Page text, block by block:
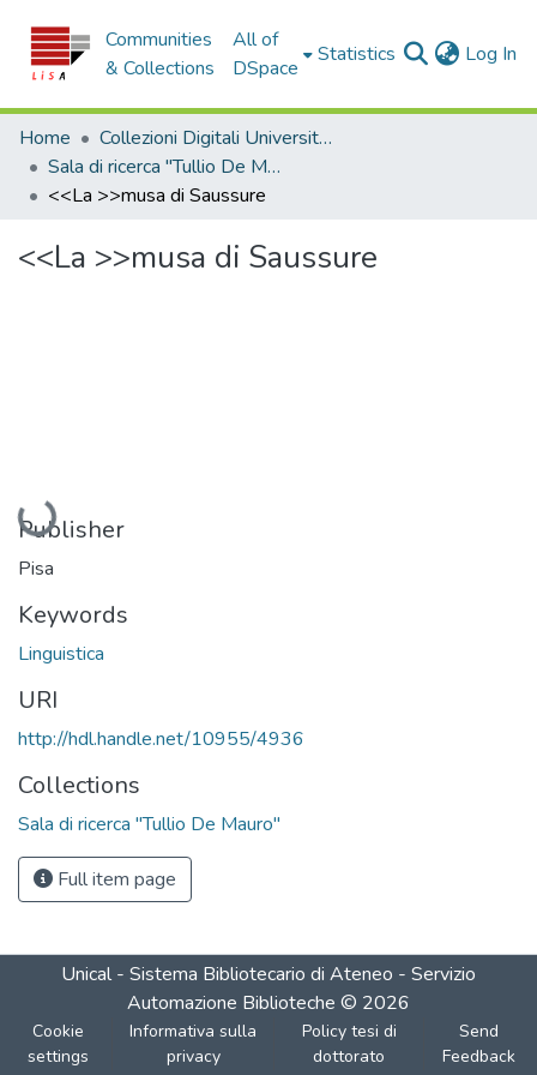
Communities
& Collections
All of
DSpace
Statistics Log In
Home
Collezioni Digitali Università della Calabria
Sala di ricerca "Tullio De Mauro"
<<La >>musa di Saussure
<<La >>musa di Saussure
Loading...
Publisher
Pisa
Keywords
Linguistica
URI
http://hdl.handle.net/10955/4936
Collections
Sala di ricerca "Tullio De Mauro"
Full item page
Unical - Sistema Bibliotecario di Ateneo - Servizio
Automazione Biblioteche © 2026
Cookie
settings
Informativa sulla
privacy
Policy tesi di
dottorato
Send
Feedback